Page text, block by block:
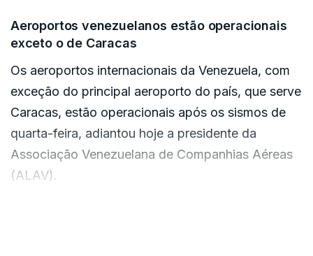
ERRO100
ERROR ON HTML5 MEDIA ELEMENT
ESTE CONTEÚDO ESTÁ NESTE MOMENTO
INDISPONÍVEL
Aeroportos venezuelanos estão operacionais
exceto o de Caracas
Os aeroportos internacionais da Venezuela, com
exceção do principal aeroporto do país, que serve
Caracas, estão operacionais após os sismos de
quarta-feira, adiantou hoje a presidente da
Associação Venezuelana de Companhias Aéreas
(ALAV).